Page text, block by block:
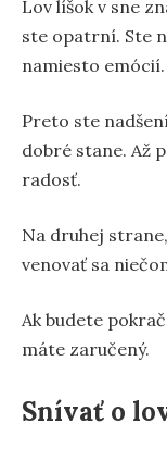
Lov líšok v sne
ste opatrní. Ste
namiesto emócií.
Preto ste
dobré stane. Až
radosť.
Na druhej
venovať sa
Ak budete
máte zaručený.
Snívať o